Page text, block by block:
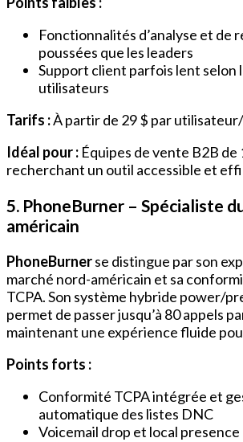
Fonctionnalités d’analyse et de
poussées que les leaders
Support client parfois lent selon
utilisateurs
Tarifs :À partir de 29 $ par
Idéal pour : Équipes de vente B2B de
recherchant un outil accessible et
5. PhoneBurner – Spécialiste
américain
PhoneBurnerse distingue par son
marché nord-américain et sa
TCPA. Son système hybride power/
permet de passer jusqu’à 80 appels
maintenant une expérience fluide
Points forts :
Conformité TCPA intégrée et
automatique des listes DNC
Voicemail drop et local